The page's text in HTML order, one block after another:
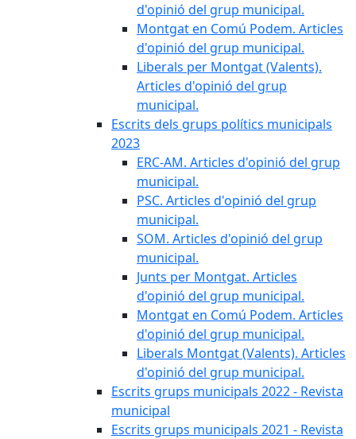
d'opinió del grup municipal.
Montgat en Comú Podem. Articles
d'opinió del grup municipal.
Liberals per Montgat (Valents).
Articles d'opinió del grup
municipal.
Escrits dels grups polítics municipals
2023
ERC-AM. Articles d'opinió del grup
municipal.
PSC. Articles d'opinió del grup
municipal.
SOM. Articles d'opinió del grup
municipal.
Junts per Montgat. Articles
d'opinió del grup municipal.
Montgat en Comú Podem. Articles
d'opinió del grup municipal.
Liberals Montgat (Valents). Articles
d'opinió del grup municipal.
Escrits grups municipals 2022 - Revista
municipal
Escrits grups municipals 2021 - Revista